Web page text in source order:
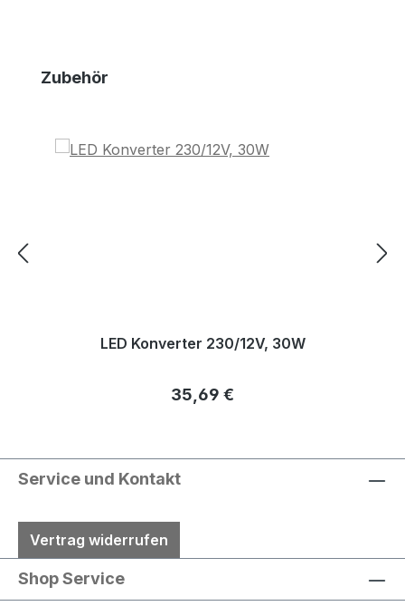
Produktgalerie überspringen
Zubehör
LED Konverter 230/12V, 30W
Regulärer Preis:
35,69 €
Service und Kontakt
Vertrag widerrufen
Shop Service